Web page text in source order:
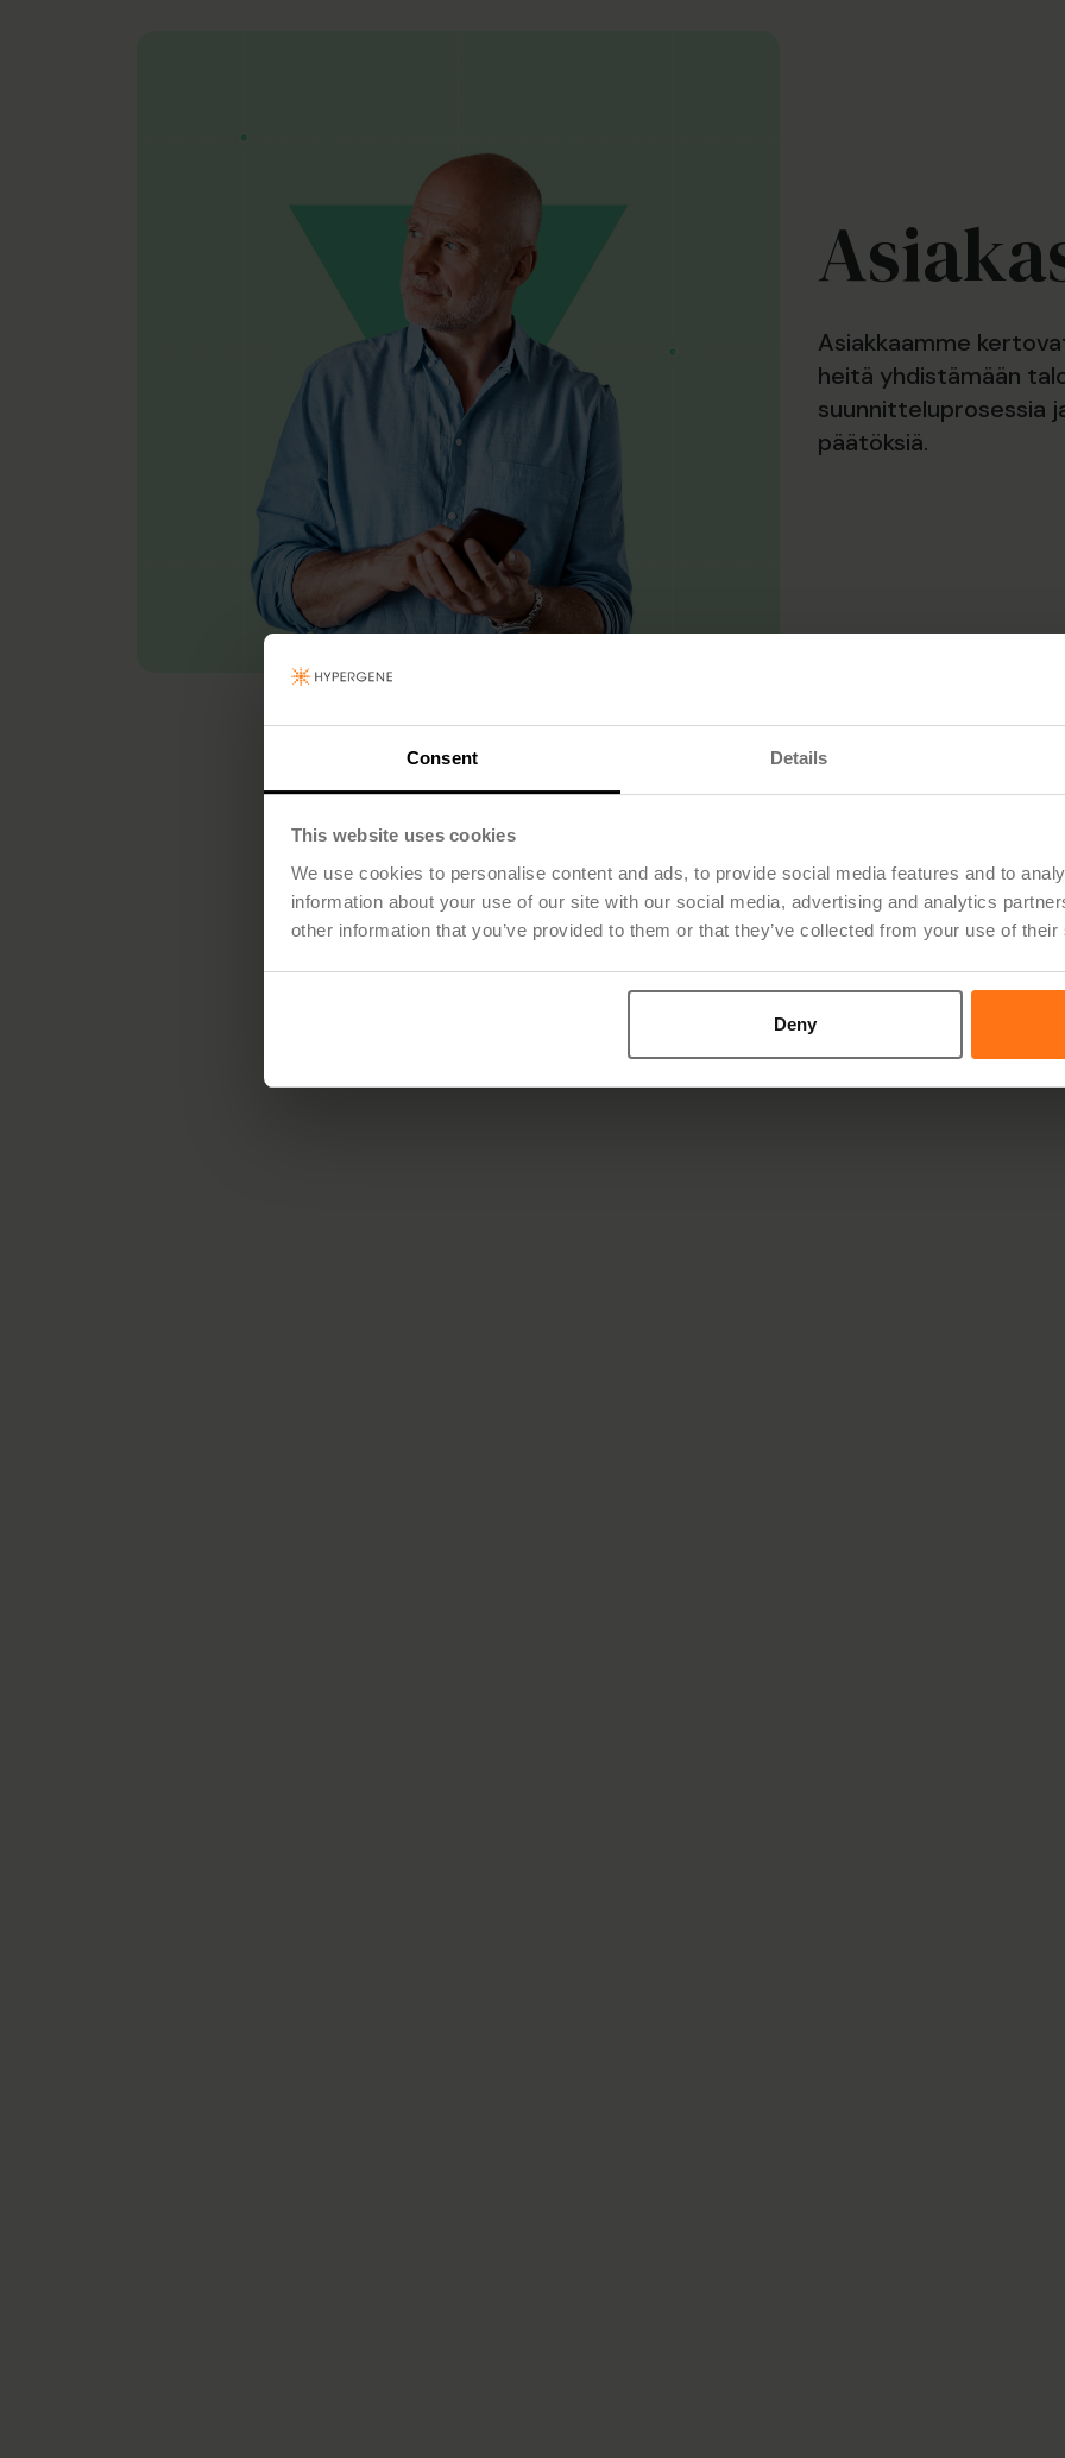
Consent Details
This website uses cookies
We use cookies to personalise content and ads, to provide social media features and to
information about your use of our site with our social media, advertising and analytics
other information that you’ve provided to them or that they’ve collected from your use of
Deny
Asiakkaamme
heitä yhdistämään
suunnitteluprosessia
päätöksiä.